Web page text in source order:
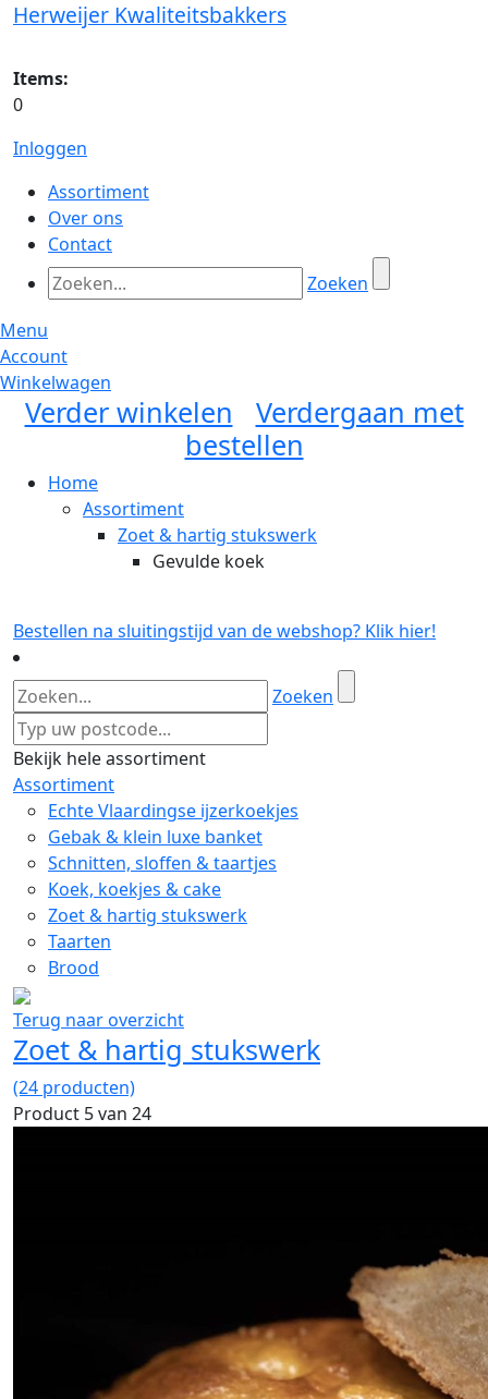
Herweijer Kwaliteitsbakkers
Items:
0
Inloggen
Assortiment
Over ons
Contact
Zoeken
Menu
Account
Winkelwagen
Verder winkelen
Verdergaan met
bestellen
Home
Assortiment
Zoet & hartig stukswerk
Gevulde koek
Bestellen na sluitingstijd van de webshop? Klik hier!
Zoeken
Bekijk hele assortiment
Assortiment
Echte Vlaardingse ijzerkoekjes
Gebak & klein luxe banket
Schnitten, sloffen & taartjes
Koek, koekjes & cake
Zoet & hartig stukswerk
Taarten
Brood
Terug naar overzicht
Zoet & hartig stukswerk
(24 producten)
Product 5 van 24